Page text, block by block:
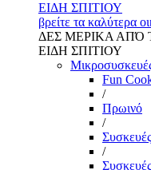
ΕΙΔΗ ΣΠΙΤΙΟΥ
βρείτε τα καλύτερα
ΔΕΣ ΜΕΡΙΚΑ ΑΠΌ
ΕΙΔΗ ΣΠΙΤΙΟΥ
Fun
/
Πρωινό
/
/